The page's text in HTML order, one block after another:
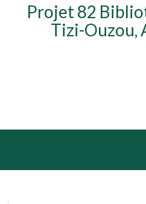
Projet 82
Tizi-Ouzou,